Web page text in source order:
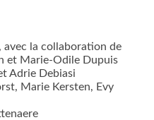
avec la collaboration de
et Marie-Odile Dupuis
Adrie Debiasi
Marie Kersten, Evy